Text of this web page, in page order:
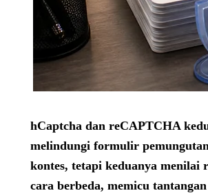
hCaptcha dan reCAPTCHA
melindungi formulir
kontes, tetapi keduanya menilai
cara berbeda, memicu